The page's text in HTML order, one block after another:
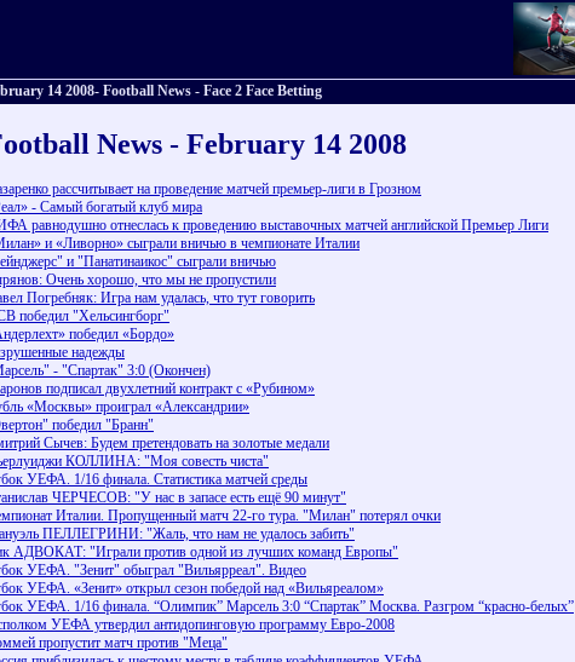
14 2008- Football News - Face 2 Face Betting
News - February 14 2008
рассчитывает на проведение матчей премьер-лиги в Грозном
- Самый богатый клуб мира
равнодушно отнеслась к проведению выставочных матчей английской Премьер Лиги
и «Ливорно» сыграли вничью в чемпионате Италии
и "Панатинаикос" сыграли вничью
Очень хорошо, что мы не пропустили
Погребняк: Игра нам удалась, что тут говорить
победил "Хельсингборг"
победил «Бордо»
надежды
- "Спартак" 3:0 (Окончен)
подписал двухлетний контракт с «Рубином»
«Москвы» проиграл «Александрии»
победил "Бранн"
Сычев: Будем претендовать на золотые медали
КОЛЛИНА: "Моя совесть чиста"
УЕФА. 1/16 финала. Статистика матчей среды
ЧЕРЧЕСОВ: "У нас в запасе есть ещё 90 минут"
Италии. Пропущенный матч 22-го тура. "Милан" потерял очки
ПЕЛЛЕГРИНИ: "Жаль, что нам не удалось забить"
АДВОКАТ: "Играли против одной из лучших команд Европы"
УЕФА. "Зенит" обыграл "Вильярреал". Видео
УЕФА. «Зенит» открыл сезон победой над «Вильяреалом»
УЕФА. 1/16 финала. “Олимпик” Марсель 3:0 “Спартак” Москва. Разгром “красно-белых”
УЕФА утвердил антидопинговую программу Евро-2008
пропустит матч против "Меца"